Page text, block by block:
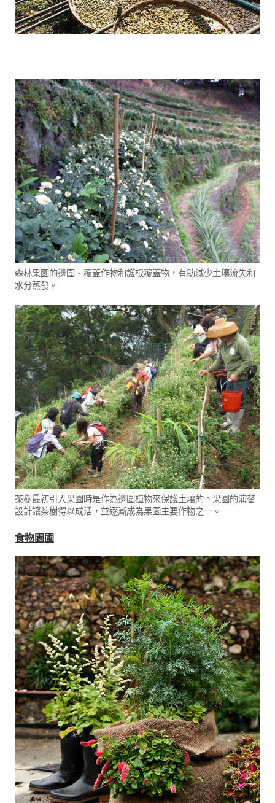
森林果園的邊圍、覆蓋作物和護根覆蓋物，有助減少土壤流失和
水分蒸發。
茶樹最初引入果園時是作為邊圍植物來保護土壤的。果園的演替
設計讓茶樹得以成活，並逐漸成為果園主要作物之一。
食物園圃